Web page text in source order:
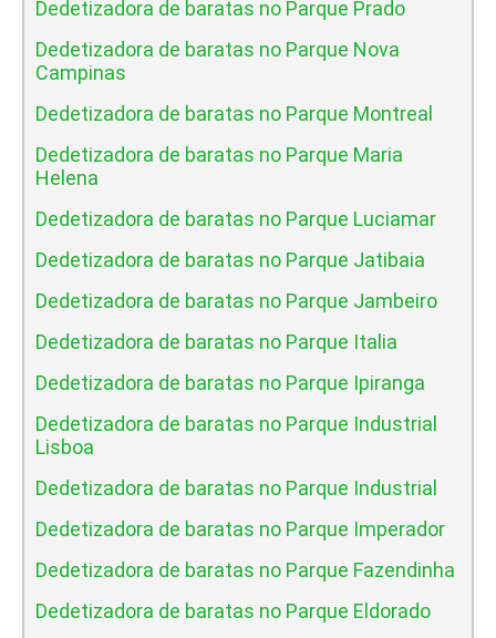
Dedetizadora de baratas no Parque Prado
Dedetizadora de baratas no Parque Nova
Campinas
Dedetizadora de baratas no Parque Montreal
Dedetizadora de baratas no Parque Maria
Helena
Dedetizadora de baratas no Parque Luciamar
Dedetizadora de baratas no Parque Jatibaia
Dedetizadora de baratas no Parque Jambeiro
Dedetizadora de baratas no Parque Italia
Dedetizadora de baratas no Parque Ipiranga
Dedetizadora de baratas no Parque Industrial
Lisboa
Dedetizadora de baratas no Parque Industrial
Dedetizadora de baratas no Parque Imperador
Dedetizadora de baratas no Parque Fazendinha
Dedetizadora de baratas no Parque Eldorado